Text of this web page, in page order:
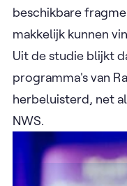
beschikbare
makkelijk kunnen
Uit de studie blijkt
programma's van
herbeluisterd, net
NWS.